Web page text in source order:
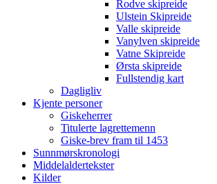
Rodve skipreide
Ulstein Skipreide
Valle skipreide
Vanylven skipreide
Vatne Skipreide
Ørsta skipreide
Fullstendig kart
Dagligliv
Kjente personer
Giskeherrer
Titulerte lagrettemenn
Giske-brev fram til 1453
Sunnmørskronologi
Middelaldertekster
Kilder